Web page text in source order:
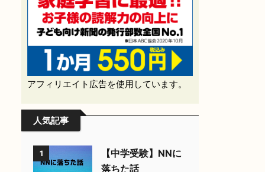
アフィリエイト広告を使用しています。
人気記事
1
【中学受験】NNに
落ちた話